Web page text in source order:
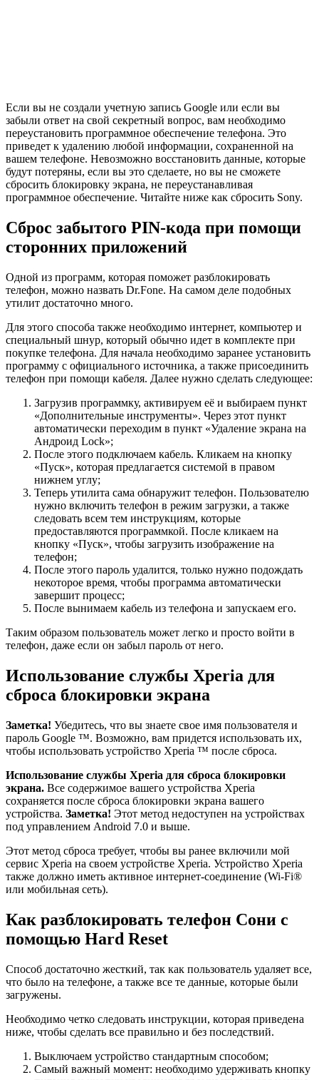
Если вы не создали учетную запись Google или если вы
забыли ответ на свой секретный вопрос, вам необходимо
переустановить программное обеспечение телефона. Это
приведет к удалению любой информации, сохраненной на
вашем телефоне. Невозможно восстановить данные, которые
будут потеряны, если вы это сделаете, но вы не сможете
сбросить блокировку экрана, не переустанавливая
программное обеспечение. Читайте ниже как сбросить Sony.
Сброс забытого PIN-кода при помощи
сторонних приложений
Одной из программ, которая поможет разблокировать
телефон, можно назвать Dr.Fone. На самом деле подобных
утилит достаточно много.
Для этого способа также необходимо интернет, компьютер и
специальный шнур, который обычно идет в комплекте при
покупке телефона. Для начала необходимо заранее установить
программу с официального источника, а также присоединить
телефон при помощи кабеля. Далее нужно сделать следующее:
Загрузив программку, активируем её и выбираем пункт
«Дополнительные инструменты». Через этот пункт
автоматически переходим в пункт «Удаление экрана на
Андроид Lock»;
После этого подключаем кабель. Кликаем на кнопку
«Пуск», которая предлагается системой в правом
нижнем углу;
Теперь утилита сама обнаружит телефон. Пользователю
нужно включить телефон в режим загрузки, а также
следовать всем тем инструкциям, которые
предоставляются программкой. После кликаем на
кнопку «Пуск», чтобы загрузить изображение на
телефон;
После этого пароль удалится, только нужно подождать
некоторое время, чтобы программа автоматически
завершит процесс;
После вынимаем кабель из телефона и запускаем его.
Таким образом пользователь может легко и просто войти в
телефон, даже если он забыл пароль от него.
Использование службы Xperia для
сброса блокировки экрана
Заметка! Убедитесь, что вы знаете свое имя пользователя и
пароль Google ™. Возможно, вам придется использовать их,
чтобы использовать устройство Xperia ™ после сброса.
Использование службы Xperia для сброса блокировки
экрана. Все содержимое вашего устройства Xperia
сохраняется после сброса блокировки экрана вашего
устройства. Заметка! Этот метод недоступен на устройствах
под управлением Android 7.0 и выше.
Этот метод сброса требует, чтобы вы ранее включили мой
сервис Xperia на своем устройстве Xperia. Устройство Xperia
также должно иметь активное интернет-соединение (Wi-Fi®
или мобильная сеть).
Как разблокировать телефон Сони с
помощью Hard Reset
Способ достаточно жесткий, так как пользователь удаляет все,
что было на телефоне, а также все те данные, которые были
загружены.
Необходимо четко следовать инструкции, которая приведена
ниже, чтобы сделать все правильно и без последствий.
Выключаем устройство стандартным способом;
Самый важный момент: необходимо удерживать кнопку